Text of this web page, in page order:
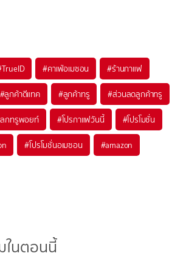
TrueID #คาเฟ่อเมซอน #ร้านกาแฟ
#ลูกค้าดีแทค #ลูกค้าทรู #ส่วนลดลูกค้าทรู
กทรูพอยท์ #โปรกาแฟวันนี้ #โปรโมชั่น
#โปรโมชั่นอเมซอน #amazon
นตอนนี้